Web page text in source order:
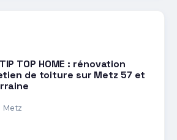
TOP HOME : rénovation
de toiture sur Metz 57 et
Metz